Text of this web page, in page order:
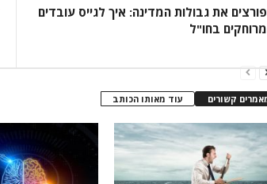
פורצים את גבולות המדינה: איך לגייס עובדים
מרוחקים בחו"ל
קשורים עוד מאותו הכותב